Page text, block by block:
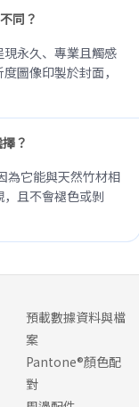
同？
永久、專業且觸感
圖像印製於封面，
？
為它能與天然竹材相
且不會褪色或剝
預載數據資料與檔
案
Pantone®顏色配
對